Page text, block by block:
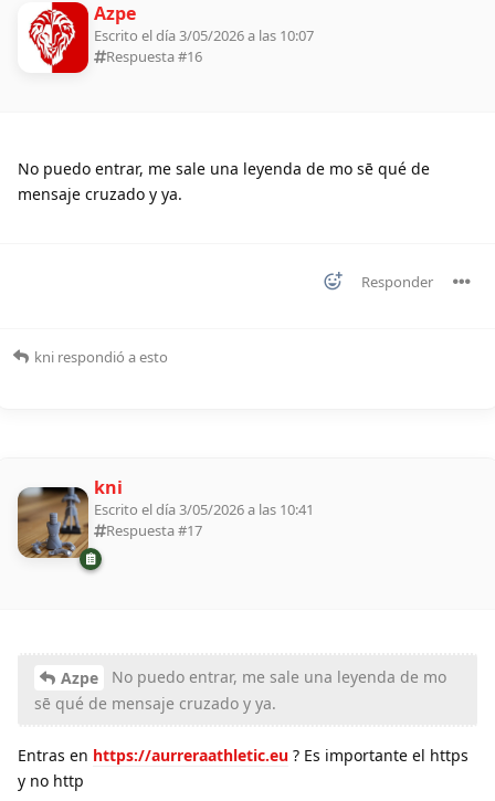
Azpe
Escrito el día 3/05/2026 a las 10:07
Respuesta #16
No puedo entrar, me sale una leyenda de mo sē qué de
mensaje cruzado y ya.
Responder
kni respondió a esto
kni
Escrito el día 3/05/2026 a las 10:41
Respuesta #17
Azpe
No puedo entrar, me sale una leyenda de mo
sē qué de mensaje cruzado y ya.
Entras en https://aurreraathletic.eu ? Es importante el https
y no http